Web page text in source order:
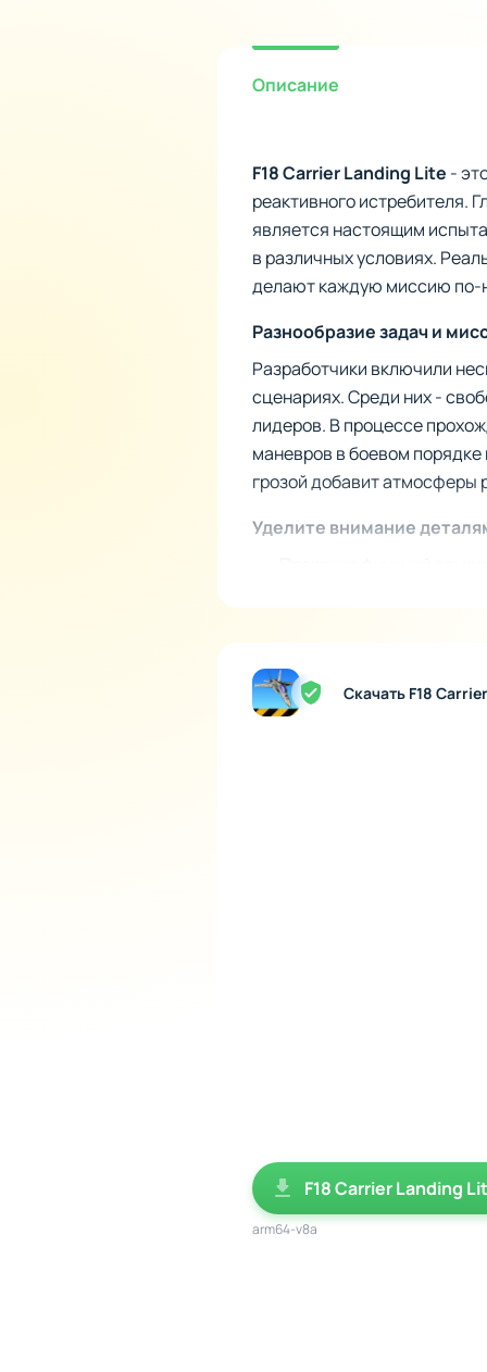
Описание
F18 Carrier Landing Lite -
реактивного истребителя.
является настоящим
в различных условиях.
делают каждую миссию по-
Разнообразие задач и
Разработчики включили
сценариях. Среди них -
лидеров. В процессе
маневров в боевом
грозой добавит атмосферы
Уделите внимание
Взаимодействие с
Скачать F18
F18 Carrier Landing
arm64-v8a